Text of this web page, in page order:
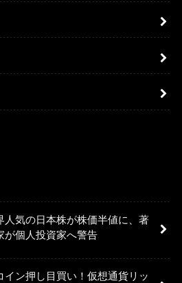
人気の日本株が株価半値に、著
が個人投資家へ警告
イン押し目買い！仮想通貨リッ